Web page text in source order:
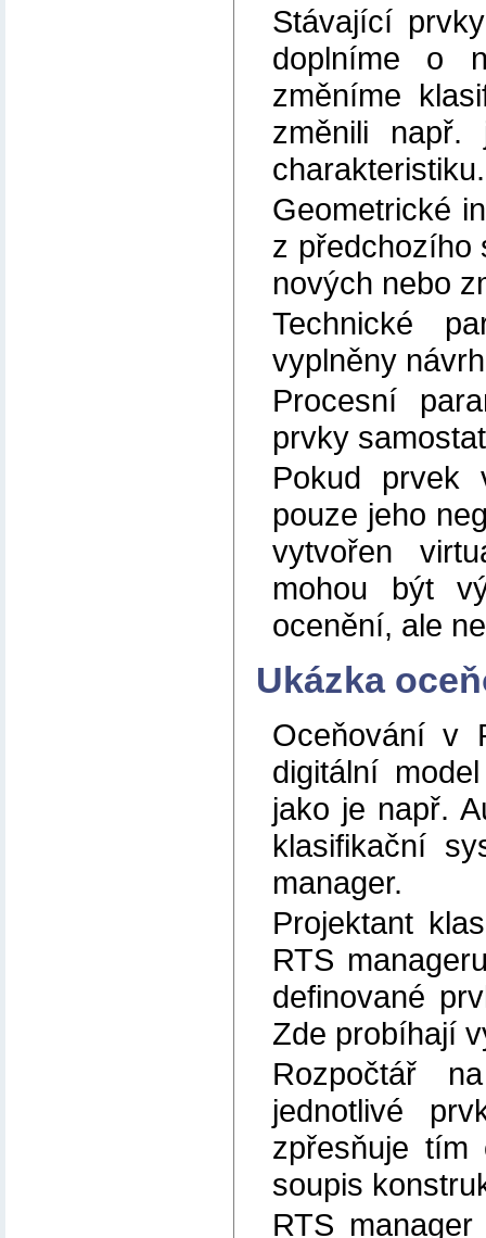
Stávající
doplníme o
změníme
změnili např.
charakteristiku.
Geometrické
z předchozího
nových nebo
Technické
vyplněny
Procesní
prvky
Pokud prvek
pouze jeho
vytvořen
mohou být
ocenění, ale
Ukázka
Oceňování v
digitální
jako je např.
klasifikační
manager.
Projektant
RTS
definované
Zde probíhají
Rozpočtář
jednotlivé
zpřesňuje tím
soupis
RTS